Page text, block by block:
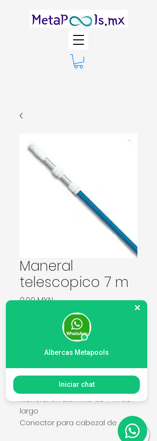
Maneral
telescopico 7 m
0,00 MXNPrecio
Agregar al carrito
Maneral en aluminio de 7 m de
largo
Conector para cabezal de
aspirado, cepillo y recoge hojas
Albercas Metapools
Iniciar chat